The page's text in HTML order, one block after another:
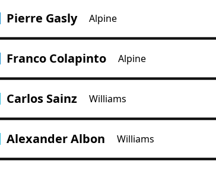
Pierre Gasly Alpine
Franco Colapinto Alpine
Carlos Sainz Williams
Alexander Albon Williams